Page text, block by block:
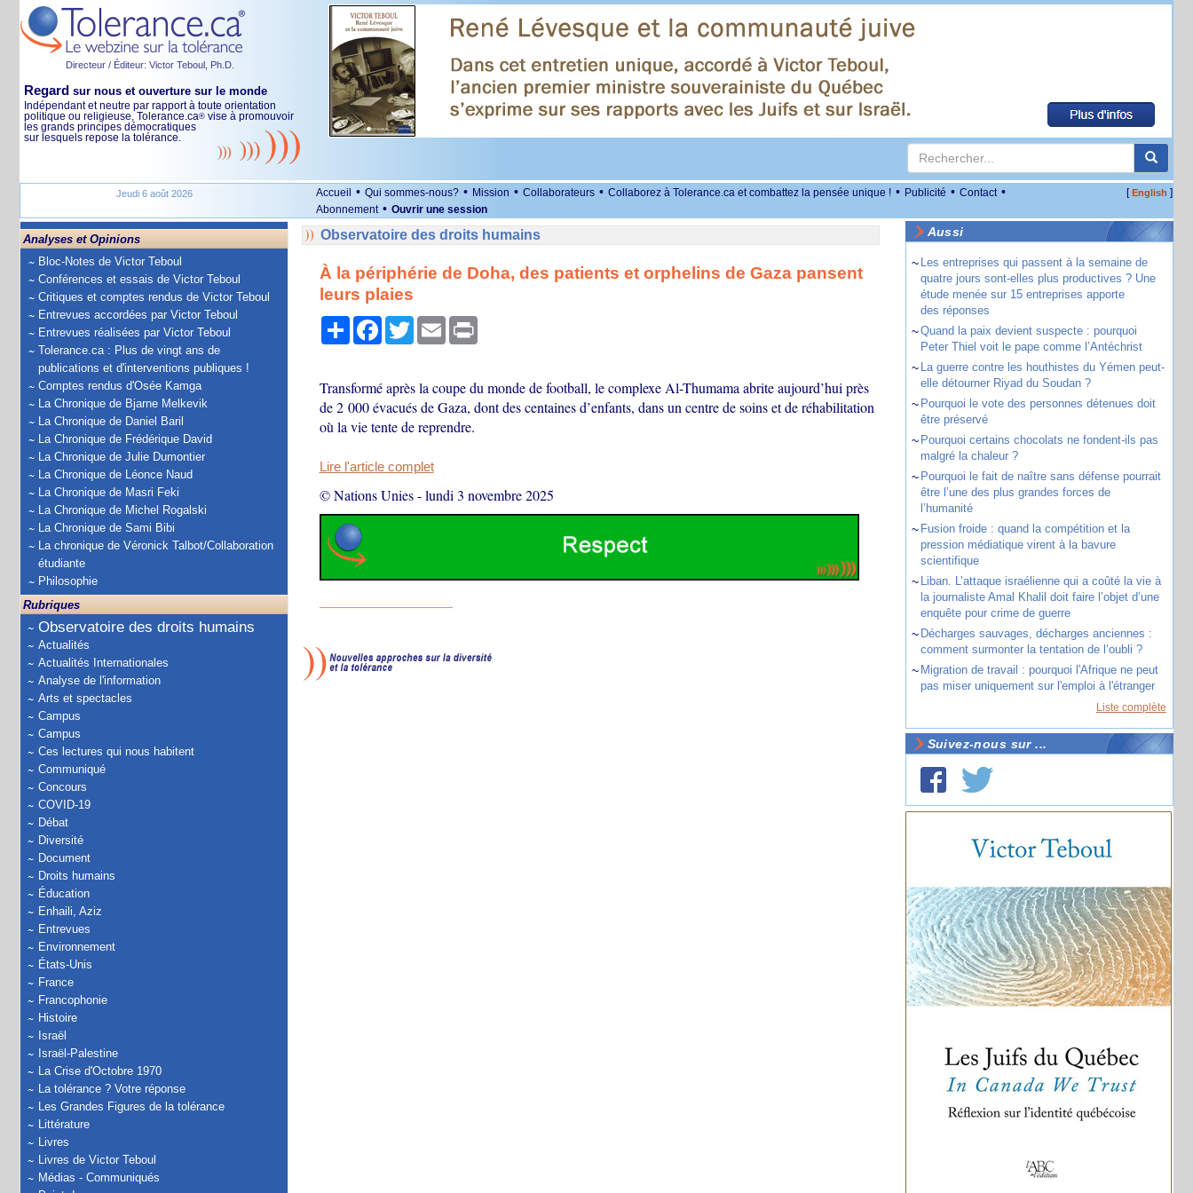
Directeur / Éditeur: Victor Teboul, Ph.D.
Regard sur nous et ouverture sur le monde
Indépendant et neutre par rapport à toute orientation
politique ou religieuse, Tolerance.ca® vise à promouvoir
les grands principes démocratiques
sur lesquels repose la tolérance.
Jeudi 6 août 2026 Accueil • Qui sommes-nous? • Mission • Collaborateurs • Collaborez à Tolerance.ca et combattez la pensée unique ! • Publicité • Contact •
Abonnement • Ouvrir une session
[English ]
Analyses et Opinions
Bloc-Notes de Victor Teboul
Conférences et essais de Victor Teboul
Critiques et comptes rendus de Victor Teboul
Entrevues accordées par Victor Teboul
Entrevues réalisées par Victor Teboul
Tolerance.ca : Plus de vingt ans de
publications et d'interventions publiques !
Comptes rendus d'Osée Kamga
La Chronique de Bjarne Melkevik
La Chronique de Daniel Baril
La Chronique de Frédérique David
La Chronique de Julie Dumontier
La Chronique de Léonce Naud
La Chronique de Masri Feki
La Chronique de Michel Rogalski
La Chronique de Sami Bibi
La chronique de Véronick Talbot/Collaboration
étudiante
Philosophie
Rubriques
Observatoire des droits humains
Actualités
Actualités Internationales
Analyse de l'information
Arts et spectacles
Campus
Campus
Ces lectures qui nous habitent
Communiqué
Concours
COVID-19
Débat
Diversité
Document
Droits humains
Éducation
Enhaili, Aziz
Entrevues
Environnement
États-Unis
France
Francophonie
Histoire
Israël
Israël-Palestine
La Crise d'Octobre 1970
La tolérance ? Votre réponse
Les Grandes Figures de la tolérance
Littérature
Livres
Livres de Victor Teboul
Médias - Communiqués
Observatoire des droits humains
À la périphérie de Doha, des patients et orphelins de Gaza pansent
leurs plaies
PartagerFacebook
TwitterEmail Print
Transformé après la coupe du monde de football, le complexe Al-Thumama abrite aujourd’hui près
de 2 000 évacués de Gaza, dont des centaines d’enfants, dans un centre de soins et de réhabilitation
où la vie tente de reprendre.
Lire l'article complet
© Nations Unies-lundi 3 novembre 2025
Aussi
~ Les entreprises qui passent à la semaine de
quatre jours sont-elles plus productives ? Une
étude menée sur 15 entreprises apporte
des réponses
~Quand la paix devient suspecte : pourquoi
Peter Thiel voit le pape comme l’Antéchrist
~ La guerre contre les houthistes du Yémen peut-
elle détourner Riyad du Soudan ?
~ Pourquoi le vote des personnes détenues doit
être préservé
~ Pourquoi certains chocolats ne fondent-ils pas
malgré la chaleur ?
~ Pourquoi le fait de naître sans défense pourrait
être l’une des plus grandes forces de
l’humanité
~ Fusion froide : quand la compétition et la
pression médiatique virent à la bavure
scientifique
~ Liban. L’attaque israélienne qui a coûté la vie à
la journaliste Amal Khalil doit faire l’objet d’une
enquête pour crime de guerre
~ Décharges sauvages, décharges anciennes :
comment surmonter la tentation de l’oubli ?
~ Migration de travail : pourquoi l'Afrique ne peut
pas miser uniquement sur l'emploi à l'étranger
Liste complète
Suivez-nous sur ...